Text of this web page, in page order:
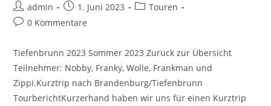
admin 1. Juni 2023
Touren
0 Kommentare
Tiefenbrunn 2023 Sommer 2023 Zurück zur Übersicht
Teilnehmer: Nobby, Franky, Wolle, Frankman und
Zippi.Kurztrip nach Brandenburg/Tiefenbrunn
TourberichtKurzerhand haben wir uns für einen Kurztrip